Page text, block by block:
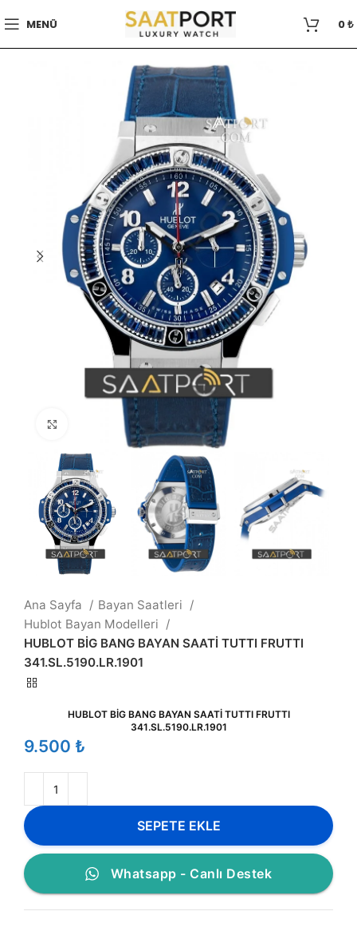
MENÜ 0₺
Büyütmek için tıklayın
Ana Sayfa
Bayan Saatleri
Hublot Bayan Modelleri
HUBLOT BİG BANG BAYAN SAATİ TUTTI FRUTTI
341.SL.5190.LR.1901
HUBLOT BİG BANG BAYAN SAATİ TUTTI FRUTTI
341.SL.5190.LR.1901
₺
SEPETE EKLE
Whatsapp - Canlı Destek